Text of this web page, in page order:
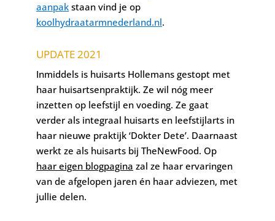
aanpak staan vind je op
koolhydraatarmnederland.nl.
UPDATE 2021
Inmiddels is huisarts Hollemans gestopt met
haar huisartsenpraktijk. Ze wil nóg meer
inzetten op leefstijl en voeding. Ze gaat
verder als integraal huisarts en leefstijlarts in
haar nieuwe praktijk ‘Dokter Dete’. Daarnaast
werkt ze als huisarts bij TheNewFood. Op
haar eigen blogpagina zal ze haar ervaringen
van de afgelopen jaren én haar adviezen, met
jullie delen.